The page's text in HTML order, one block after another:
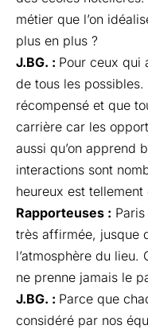
métier que l’on
plus en plus ?
J.BG. : Pour ceux qui
de tous les possibles.
récompensé et que
carrière car les
aussi qu’on apprend
interactions sont
heureux est tellement
Rapporteuses :
très affirmée, jusque
l’atmosphère du lieu.
ne prenne jamais le
J.BG. : Parce que
considéré par nos